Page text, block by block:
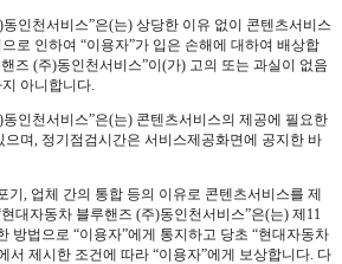
인천서비스”은(는) 상당한 이유 없이 콘텐츠서비스
로 인하여 “이용자”가 입은 손해에 대하여 배상합
즈 (주)동인천서비스”이(가) 고의 또는 과실이 없음
아니합니다.
인천서비스”은(는) 콘텐츠서비스의 제공에 필요한
으며, 정기점검시간은 서비스제공화면에 공지한 바
, 업체 간의 통합 등의 이유로 콘텐츠서비스를 제
대자동차 블루핸즈 (주)동인천서비스”은(는) 제11
방법으로 “이용자”에게 통지하고 당초 “현대자동차
서 제시한 조건에 따라 “이용자”에게 보상합니다. 다